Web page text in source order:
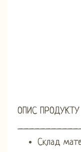
ОПИС ПРОДУКТУ
Склад